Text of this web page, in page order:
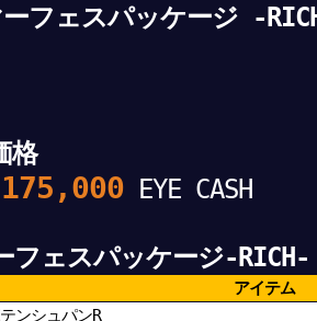
フェスパッケージ -
格
175,000 EYE CASH
フェスパッケージ-
アイテム
ンシュパンR